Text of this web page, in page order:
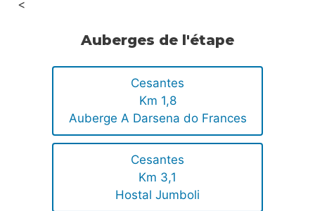
<
Auberges de l'étape
Cesantes
Km 1,8
Auberge A Darsena do Frances
Cesantes
Km 3,1
Hostal Jumboli